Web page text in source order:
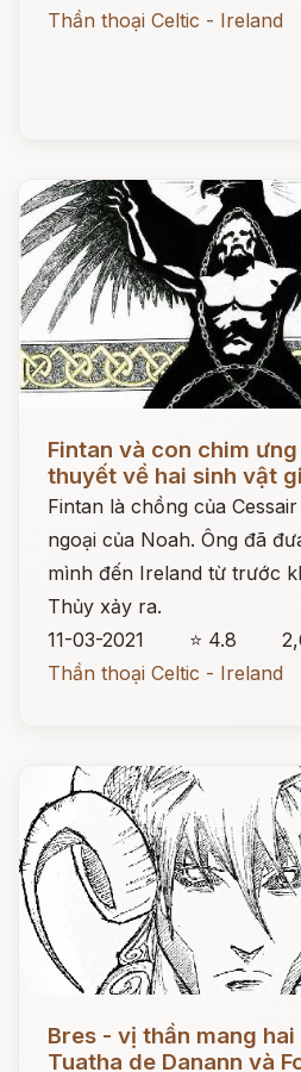
Thần thoại Celtic - Ireland
Fintan và con chim
thuyết về hai sinh vật
Fintan là chồng của
ngoại của Noah. Ông đã
mình đến Ireland từ trước
Thủy xảy ra.
11-03-2021
⭐ 4.8
Thần thoại Celtic - Ireland
Bres - vị thần mang
Tuatha de Danann và